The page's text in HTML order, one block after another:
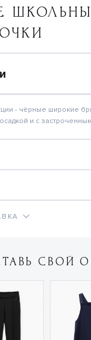
- чёрные широкие
и с
СВОЙ